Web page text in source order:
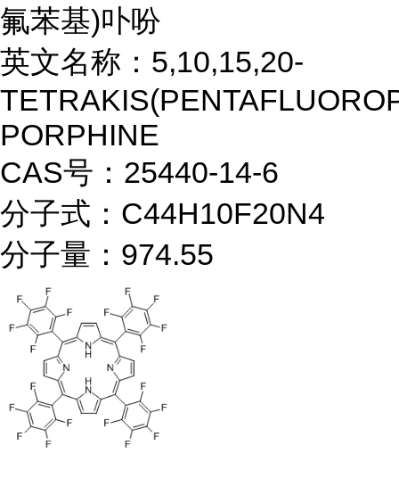
氟苯基)卟吩
英文名称：5,10,15,20-
PORPHINE
CAS号：25440-14-6
分子式：C44H10F20N4
分子量：974.55